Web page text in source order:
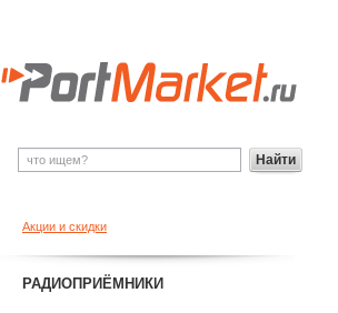
Акции и скидки
РАДИОПРИЁМНИКИ
Найти